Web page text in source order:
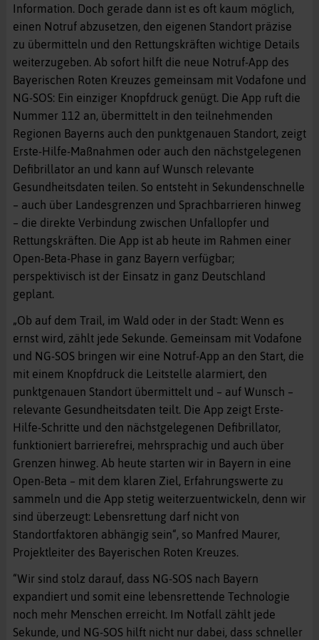
Information. Doch gerade dann ist es oft kaum möglich,
einen Notruf abzusetzen, den eigenen Standort präzise
zu übermitteln und den Rettungskräften wichtige Details
weiterzugeben. Ab sofort hilft die neue Notruf-App des
Bayerischen Roten Kreuzes gemeinsam mit Vodafone und
NG-SOS: Ein einziger Knopfdruck genügt. Die App ruft die
Nummer 112 an, übermittelt in den teilnehmenden
Regionen Bayerns auch den punktgenauen Standort, zeigt
Erste-Hilfe-Maßnahmen oder auch den nächstgelegenen
Defibrillator an und kann auf Wunsch relevante
Gesundheitsdaten teilen. So entsteht in Sekundenschnelle
– auch über Landesgrenzen und Sprachbarrieren hinweg
– die direkte Verbindung zwischen Unfallopfer und
Rettungskräften. Die App ist ab heute im Rahmen einer
Open-Beta-Phase in ganz Bayern verfügbar;
perspektivisch ist der Einsatz in ganz Deutschland
geplant.
„Ob auf dem Trail, im Wald oder in der Stadt: Wenn es
ernst wird, zählt jede Sekunde. Gemeinsam mit Vodafone
und NG-SOS bringen wir eine Notruf-App an den Start, die
mit einem Knopfdruck die Leitstelle alarmiert, den
punktgenauen Standort übermittelt und – auf Wunsch –
relevante Gesundheitsdaten teilt. Die App zeigt Erste-
Hilfe-Schritte und den nächstgelegenen Defibrillator,
funktioniert barrierefrei, mehrsprachig und auch über
Grenzen hinweg. Ab heute starten wir in Bayern in eine
Open-Beta – mit dem klaren Ziel, Erfahrungswerte zu
sammeln und die App stetig weiterzuentwickeln, denn wir
sind überzeugt: Lebensrettung darf nicht von
Standortfaktoren abhängig sein“, so Manfred Maurer,
Projektleiter des Bayerischen Roten Kreuzes.
“Wir sind stolz darauf, dass NG-SOS nach Bayern
expandiert und somit eine lebensrettende Technologie
noch mehr Menschen erreicht. Im Notfall zählt jede
Sekunde, und NG-SOS hilft nicht nur dabei, dass schneller